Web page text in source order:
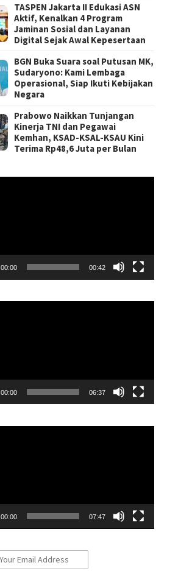
TASPEN Jakarta II Edukasi ASN
Aktif, Kenalkan 4 Program
Jaminan Sosial dan Layanan
Digital Sejak Awal Kepesertaan
BGN Buka Suara soal Putusan MK,
Sudaryono: Kami Lembaga
Operasional, Siap Ikuti Kebijakan
Negara
Prabowo Naikkan Tunjangan
Kinerja TNI dan Pegawai
Kemhan, KSAD-KSAL-KSAU Kini
Terima Rp48,6 Juta per Bulan
00:00 00:42
00:00 06:37
00:00 07:47